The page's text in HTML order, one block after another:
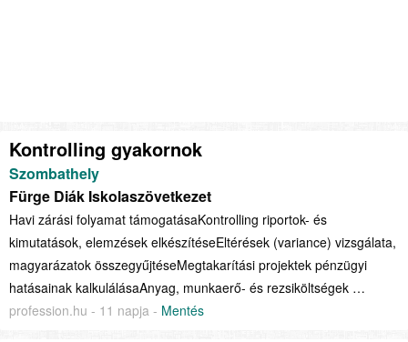
Kontrolling gyakornok
Szombathely
Fürge Diák Iskolaszövetkezet
Havi zárási folyamat támogatásaKontrolling riportok- és
kimutatások, elemzések elkészítéseEltérések (variance) vizsgálata,
magyarázatok összegyűjtéseMegtakarítási projektek pénzügyi
hatásainak kalkulálásaAnyag, munkaerő- és rezsiköltségek …
profession.hu - 11 napja - Mentés